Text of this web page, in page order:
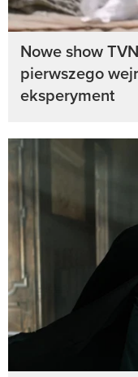
Nowe show
pierwszego
eksperyment